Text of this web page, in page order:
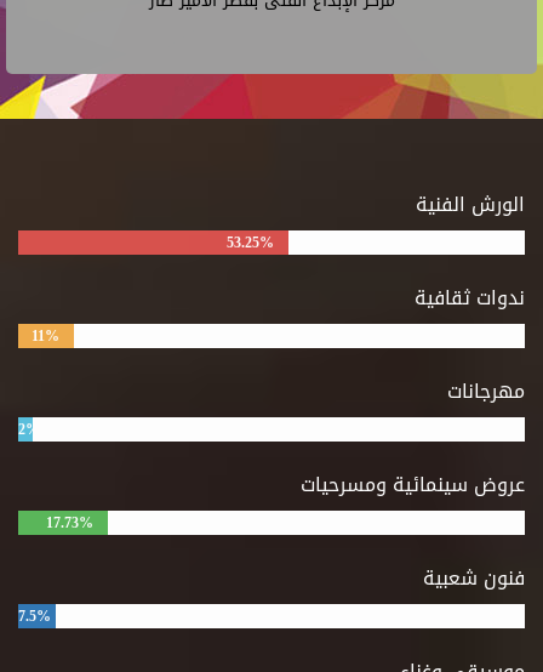
الورش الفنية
53.25%
ندوات ثقافية
11%
مهرجانات
2%
عروض سينمائية ومسرحيات
17.73%
فنون شعبية
7.5%